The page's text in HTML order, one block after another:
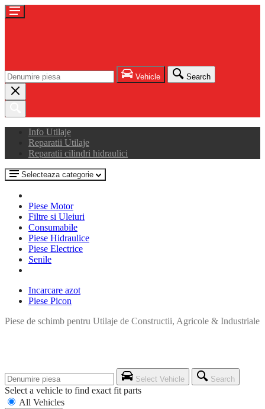
Vehicle Search
Info Utilaje
Reparatii Utilaje
Reparatii cilindri hidraulici
Selecteaza categorie
Piese Motor
Filtre si Uleiuri
Consumabile
Piese Hidraulice
Piese Electrice
Senile
Incarcare azot
Piese Picon
Piese de schimb pentru Utilaje de Constructii, Agricole & Industriale
Select Vehicle Search
Select a vehicle to find exact fit parts
All Vehicles